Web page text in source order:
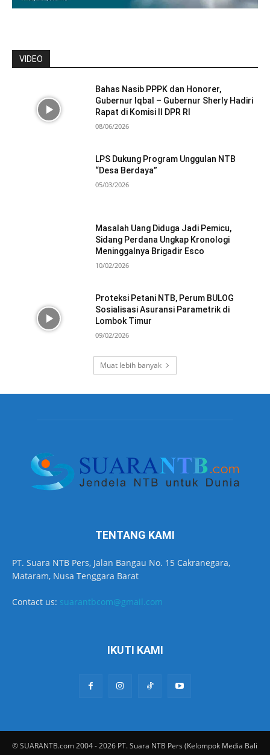
VIDEO
Bahas Nasib PPPK dan Honorer,
Gubernur Iqbal – Gubernur Sherly Hadiri
Rapat di Komisi II DPR RI
08/06/2026
LPS Dukung Program Unggulan NTB
“Desa Berdaya”
05/03/2026
Masalah Uang Diduga Jadi Pemicu,
Sidang Perdana Ungkap Kronologi
Meninggalnya Brigadir Esco
10/02/2026
Proteksi Petani NTB, Perum BULOG
Sosialisasi Asuransi Parametrik di
Lombok Timur
09/02/2026
Muat lebih banyak
TENTANG KAMI
PT. Suara NTB Pers, Jalan Bangau No. 15 Cakranegara,
Mataram, Nusa Tenggara Barat
Contact us: suarantbcom@gmail.com
IKUTI KAMI
© SUARANTB.com 2004 - 2026 PT. Suara NTB Pers (Kelompok Media Bali